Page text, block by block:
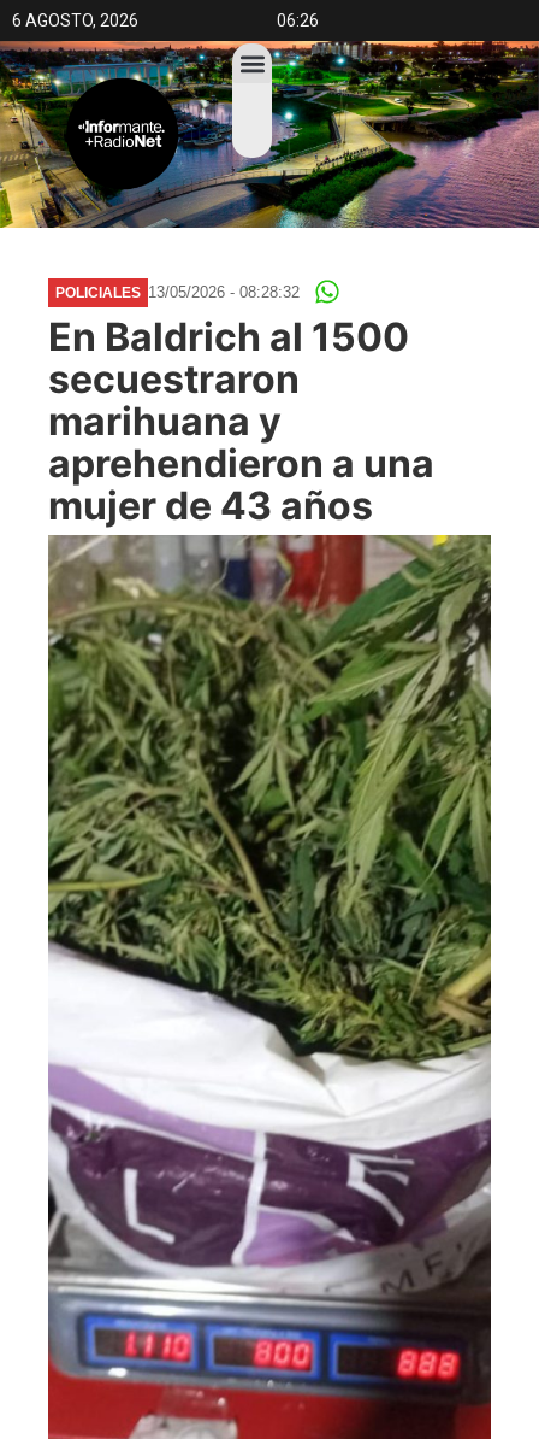
6 AGOSTO, 2026 06:26
POLICIALES 13/05/2026 - 08:28:32
En Baldrich al 1500
secuestraron
marihuana y
aprehendieron a una
mujer de 43 años